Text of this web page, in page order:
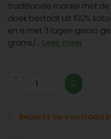
traditionele manier met
doek bestaat uit 100%
en is met 3 lagen gesso
grams/... Lees meer
Beperkt op voorraad